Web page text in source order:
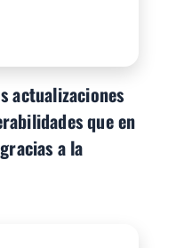
actualizaciones
que en
a la